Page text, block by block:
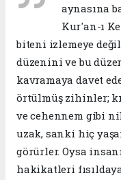
aynasına
Kur'an-ı
biteni izlemeye
düzenini ve bu
kavramaya davet
örtülmüş zihinler;
ve cehennem gibi
uzak, sanki hiç
görürler. Oysa
hakikatleri